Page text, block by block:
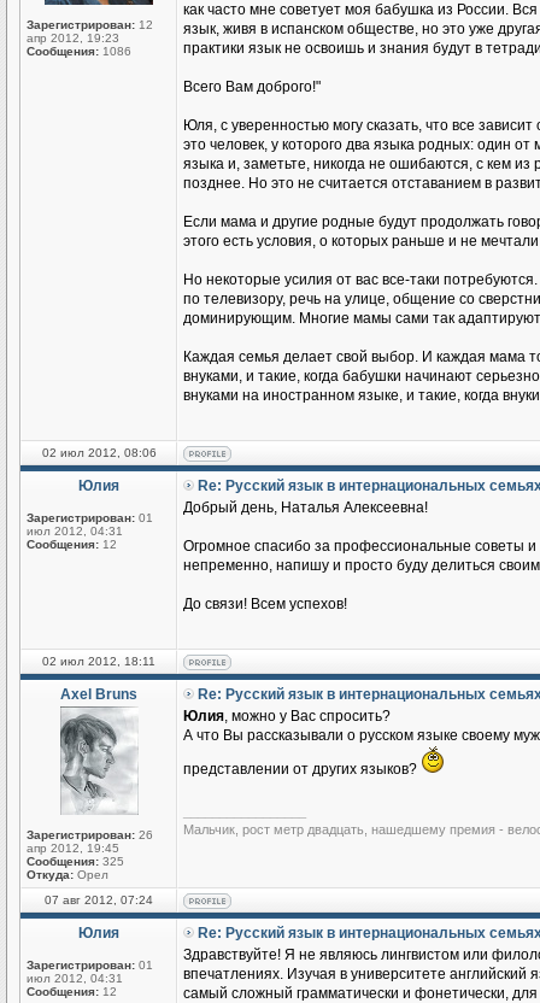
Зарегистрирован: 12
апр 2012, 19:23
Сообщения: 1086
как часто мне советует моя бабушка из России.
язык, живя в испанском обществе, но это уже
практики язык не освоишь и знания будут в
Всего Вам доброго!"
Юля, с уверенностью могу сказать, что все
это человек, у которого два языка родных: один
языка и, заметьте, никогда не ошибаются, с кем из
позднее. Но это не считается отставанием в
Если мама и другие родные будут продолжать
этого есть условия, о которых раньше и не
Но некоторые усилия от вас все-таки
по телевизору, речь на улице, общение со
доминирующим. Многие мамы сами так
Каждая семья делает свой выбор. И каждая мама
внуками, и такие, когда бабушки начинают
внуками на иностранном языке, и такие, когда
02 июл 2012, 08:06
Юлия
Зарегистрирован: 01
июл 2012, 04:31
Сообщения: 12
Re: Русский язык в интернациональных
Добрый день, Наталья Алексеевна!
Огромное спасибо за профессиональные советы
непременно, напишу и просто буду делиться
До связи! Всем успехов!
02 июл 2012, 18:11
Axel Bruns
Зарегистрирован: 26
апр 2012, 19:45
Сообщения: 325
Откуда: Орел
Re: Русский язык в интернациональных
Юлия, можно у Вас спросить?
А что Вы рассказывали о русском языке своему
представлении от других языков?
Мальчик, рост метр двадцать, нашедшему премия -
07 авг 2012, 07:24
Юлия
Зарегистрирован: 01
июл 2012, 04:31
Сообщения: 12
Re: Русский язык в интернациональных
Здравствуйте! Я не являюсь лингвистом или
впечатлениях. Изучая в университете английский
самый сложный грамматически и фонетически, для